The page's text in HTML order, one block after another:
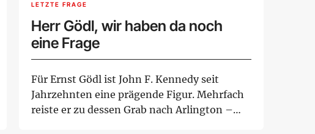
LETZTE FRAGE
Herr Gödl, wir haben da noch
eine Frage
Für Ernst Gödl ist John F. Kennedy seit
Jahrzehnten eine prägende Figur. Mehrfach
reiste er zu dessen Grab nach Arlington –